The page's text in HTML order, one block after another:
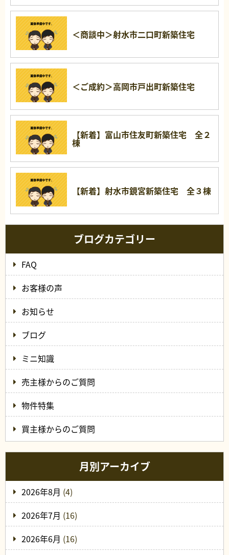
＜商談中＞射水市二口町新築住宅
＜ご成約＞高岡市戸出町新築住宅
【新着】富山市住友町新築住宅 全２
棟
【新着】射水市鏡宮新築住宅 全３棟
ブログカテゴリー
FAQ
お客様の声
お知らせ
ブログ
ミニ知識
売主様からのご質問
物件特集
買主様からのご質問
月別アーカイブ
2026年8月 (4)
2026年7月 (16)
2026年6月 (16)